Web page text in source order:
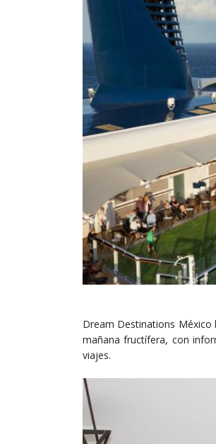
Dream Destinations México
mañana fructífera, con
viajes.